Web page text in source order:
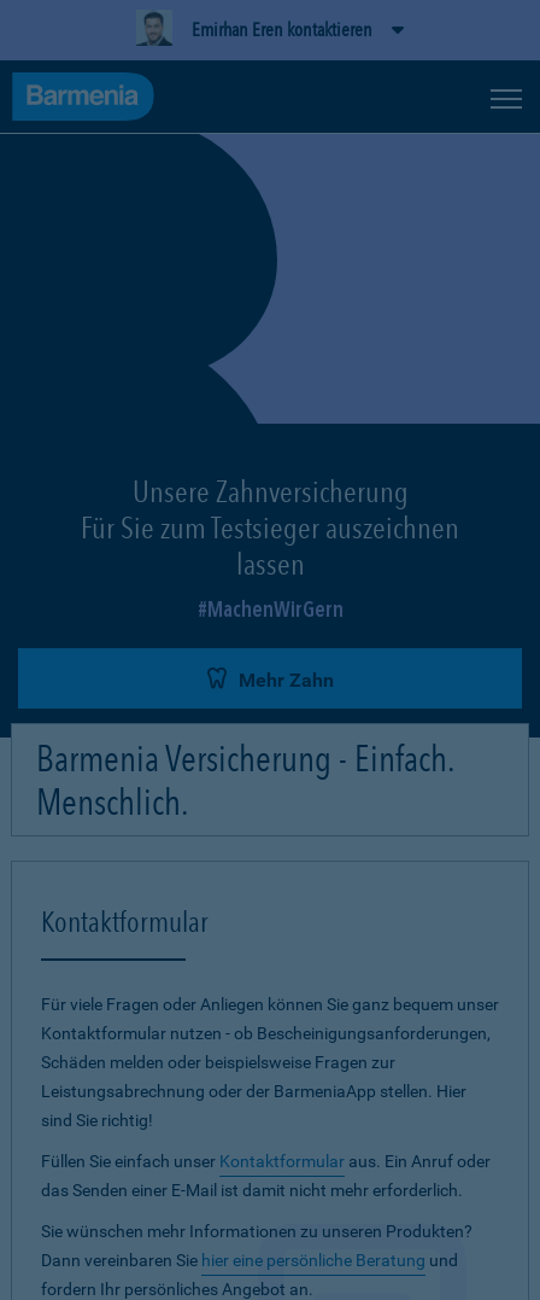
Emirhan Eren kontaktieren
Unsere Zahnversicherung
Für Sie zum Testsieger auszeichnen
lassen
MachenWirGern
Mehr Zahn
Barmenia Versicherung - Einfach.
Menschlich.
Kontaktformular
Für viele Fragen oder Anliegen können Sie ganz bequem unser
Kontaktformular nutzen - ob Bescheinigungsanforderungen,
Schäden melden oder beispielsweise Fragen zur
Leistungsabrechnung oder der BarmeniaApp stellen. Hier
sind Sie richtig!
Füllen Sie einfach unser Kontaktformular aus. Ein Anruf oder
das Senden einer E-Mail ist damit nicht mehr erforderlich.
Sie wünschen mehr Informationen zu unseren Produkten?
Dann vereinbaren Sie hier eine persönliche Beratung und
fordern Ihr persönliches Angebot an.